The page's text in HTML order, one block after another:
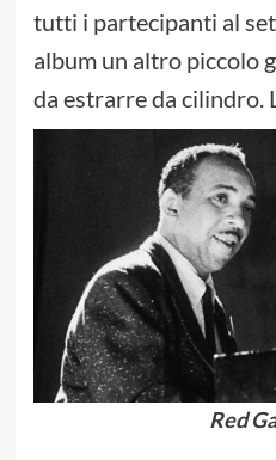
tutti i partecipanti al
album un altro piccolo
da estrarre da cilindro.
Red